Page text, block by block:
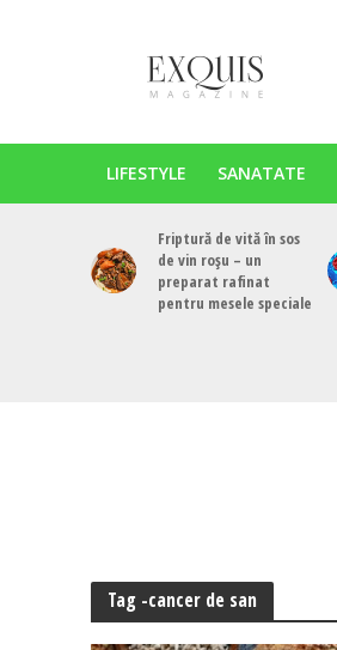
LIFESTYLE SANATATE
Friptură de vită în sos
de vin roșu – un
preparat rafinat
pentru mesele speciale
Tag -cancer de san